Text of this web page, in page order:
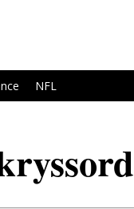
NFL